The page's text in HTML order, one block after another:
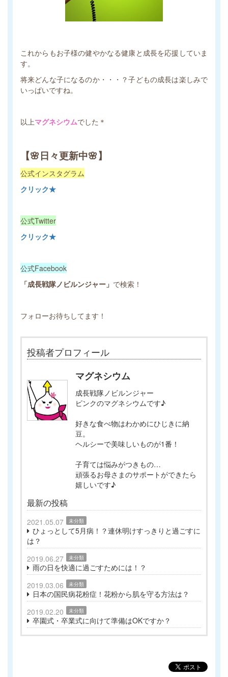
これからもお子様の健やかなる健康と成長を応援していま
す。
将来どんな子になるのか・・・？子どもの成長は楽しみで
いっぱいですね。
以上マグネシウムでした＊
【🌸日々更新中🌸】
公式インスタグラム
クリック★
公式Twitter
クリック★
公式Facebook
「成長戦隊ノビルンジャー」 で検索！
フォローお待ちしてます！
投稿者プロフィール
マグネシウム
成長戦隊ノビルンジャー
ピンクのマグネシウムです♪
好きな食べ物はわかめにひじきに納
豆。
ヘルシーで美味しいものが1番！
子育ては悩みがつきもの…
頑張るお母さまのサポートができたら
嬉しいです♪
最新の投稿
2021.05.07 未分類
ひょっとして5月病！？連休明けすっきりと過ごすに
は？
2019.06.27
未分類
雨の日を快適に過ごすためには！？
2019.03.06
未分類
日本の国民病花粉症！花粉から肌を守る方法は？
2019.02.20
未分類
卒園式・卒業式に向けて準備はOKですか？